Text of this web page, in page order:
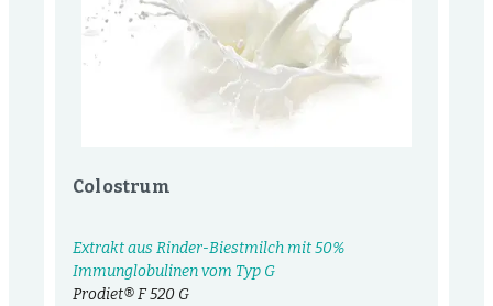
Colostrum
Extrakt aus Rinder-Biestmilch mit 50%
Immunglobulinen vom Typ G
Prodiet® F 520 G